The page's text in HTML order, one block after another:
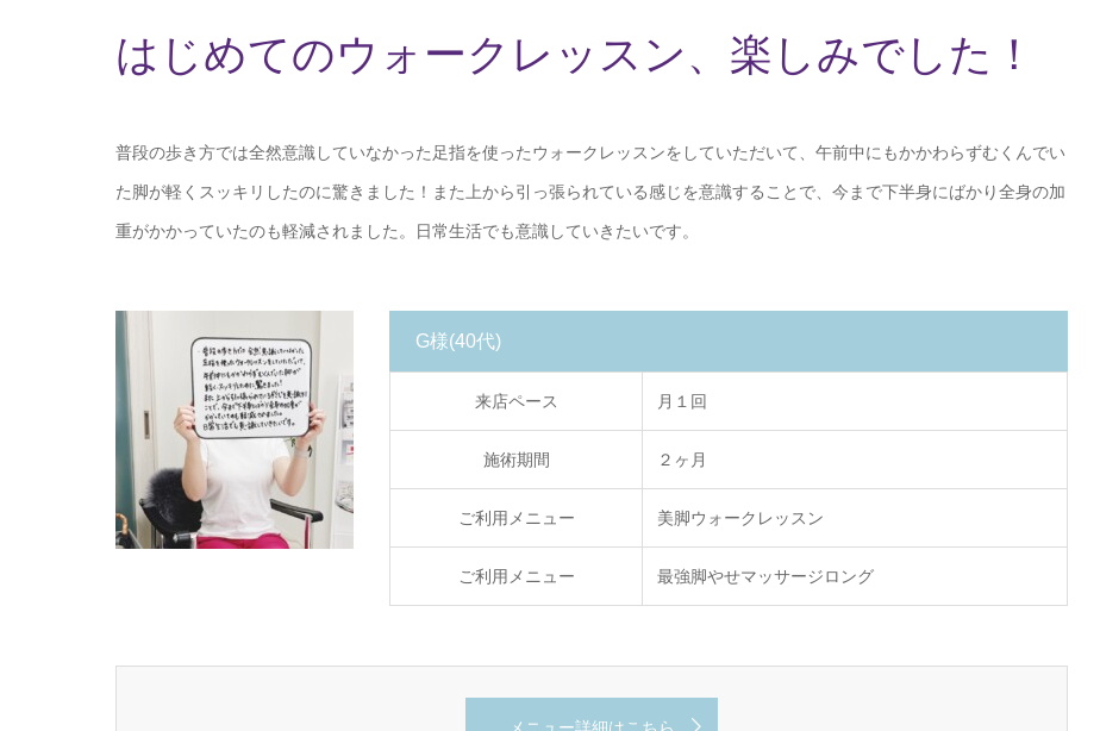
はじめてのウォークレッスン、楽しみでした！
普段の歩き方では全然意識していなかった足指を使ったウォークレッスンをしていただいて、午前中にもかかわらずむくんでい
た脚が軽くスッキリしたのに驚きました！また上から引っ張られている感じを意識することで、今まで下半身にばかり全身の加
重がかかっていたのも軽減されました。日常生活でも意識していきたいです。
G様(40代)
来店ペース 月１回
施術期間 ２ヶ月
ご利用メニュー 美脚ウォークレッスン
ご利用メニュー 最強脚やせマッサージロング